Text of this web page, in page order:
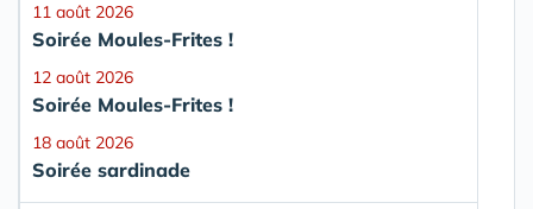
11 août 2026
Soirée Moules-Frites !
12 août 2026
Soirée Moules-Frites !
18 août 2026
Soirée sardinade